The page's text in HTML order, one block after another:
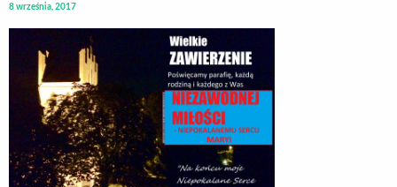
8 września, 2017